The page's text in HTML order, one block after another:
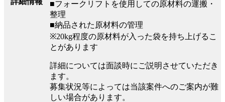
■フォークリフトを使用しての原材料の運搬・
整理
■納品された原材料の管理
※20kg程度の原材料が入った袋を持ち上げるこ
とがあります
詳細については面談時にご説明させていただき
ます。
募集状況等によっては当該案件へのご案内が難
しい場合があります。